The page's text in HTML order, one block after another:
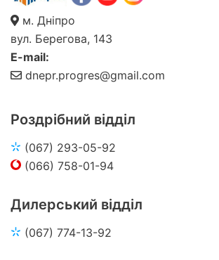
м. Дніпро
вул. Берегова, 143
E-mail:
dnepr.progres@gmail.com
Роздрібний відділ
(067) 293-05-92
(066) 758-01-94
Дилерський відділ
(067) 774-13-92